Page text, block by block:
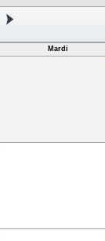
Mardi